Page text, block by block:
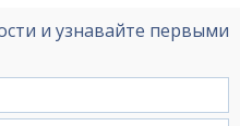
и узнавайте первыми